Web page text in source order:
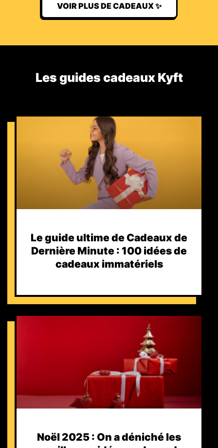
VOIR PLUS DE CADEAUX ✨
Les guides cadeaux Kyft​
Le guide ultime de Cadeaux de
Dernière Minute : 100 idées de
cadeaux immatériels
Noël 2025 : On a déniché les